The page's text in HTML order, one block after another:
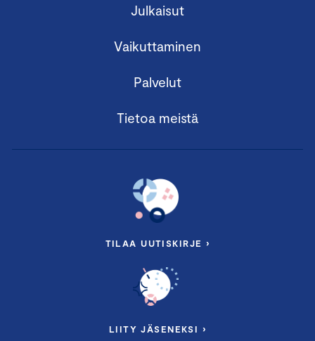
Julkaisut
Vaikuttaminen
Palvelut
Tietoa meistä
TILAA UUTISKIRJE ›
LIITY JÄSENEKSI ›